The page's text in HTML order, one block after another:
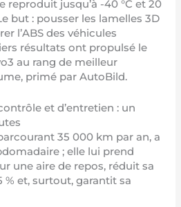
reproduit jusqu’à -40 °C et 20
but : pousser les lamelles 3D
l’ABS des véhicules
résultats ont propulsé le
au rang de meilleur
primé par AutoBild.
et d’entretien : un
35 000 km par an, a
; elle lui prend
une aire de repos, réduit sa
et, surtout, garantit sa